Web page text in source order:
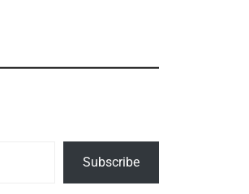
Subscribe